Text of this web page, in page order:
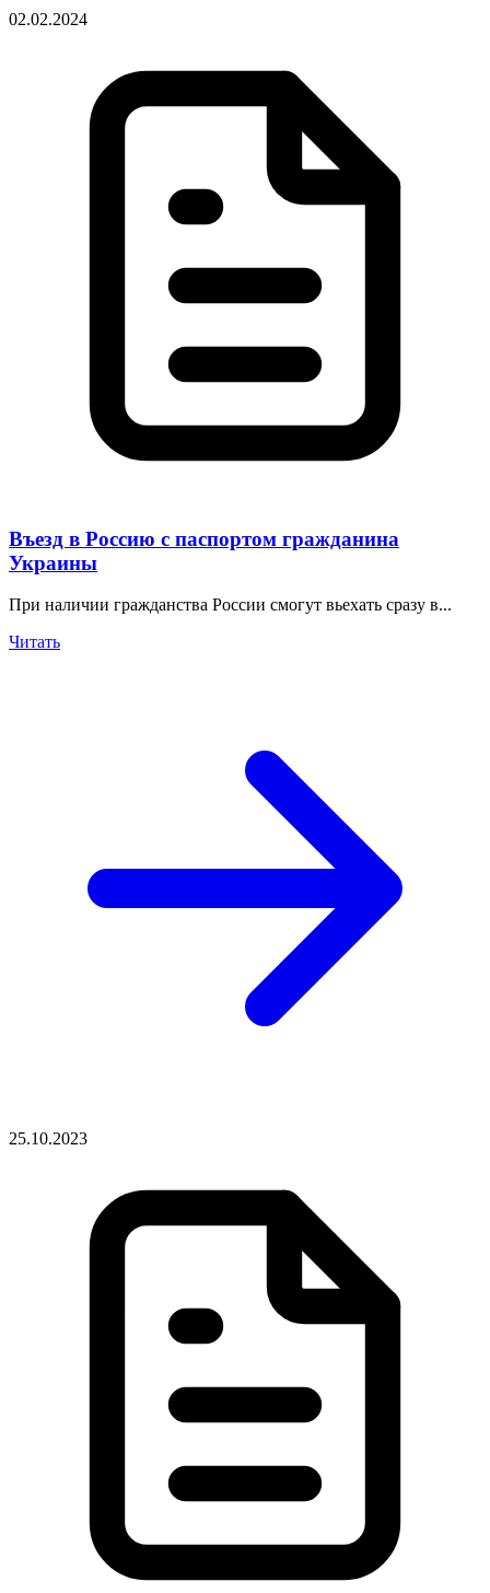
02.02.2024
Въезд в Россию с паспортом гражданина
Украины
При наличии гражданства России смогут вьехать сразу в...
Читать
25.10.2023